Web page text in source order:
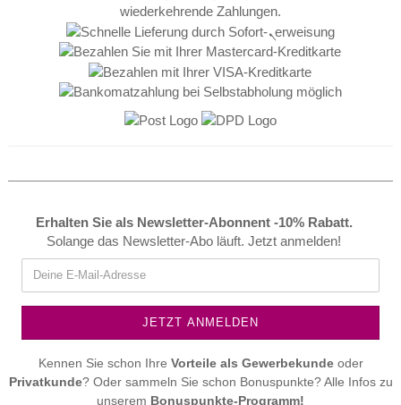
Erhalten Sie als Newsletter-Abonnent -10% Rabatt.
Solange das Newsletter-Abo läuft. Jetzt anmelden!
Kennen Sie schon Ihre Vorteile als Gewerbekundeoder
Privatkunde? Oder sammeln Sie schon Bonuspunkte? Alle Infos zu
unserem Bonuspunkte-Programm!